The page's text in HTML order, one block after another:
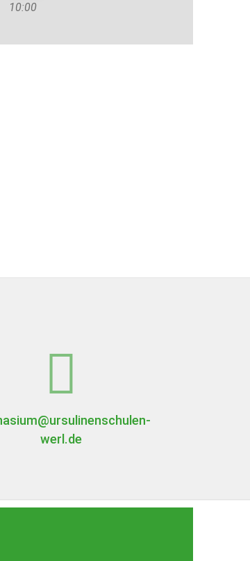
10:00
werl.de